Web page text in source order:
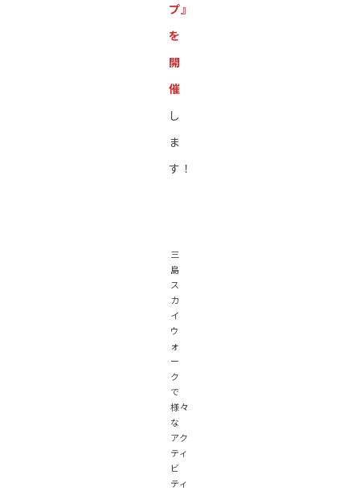
プ』
を
開
催
し
ま
す！
三
島
ス
カ
イ
ウ
ォ
ー
ク
で
様々
な
アク
ティ
ビ
ティ